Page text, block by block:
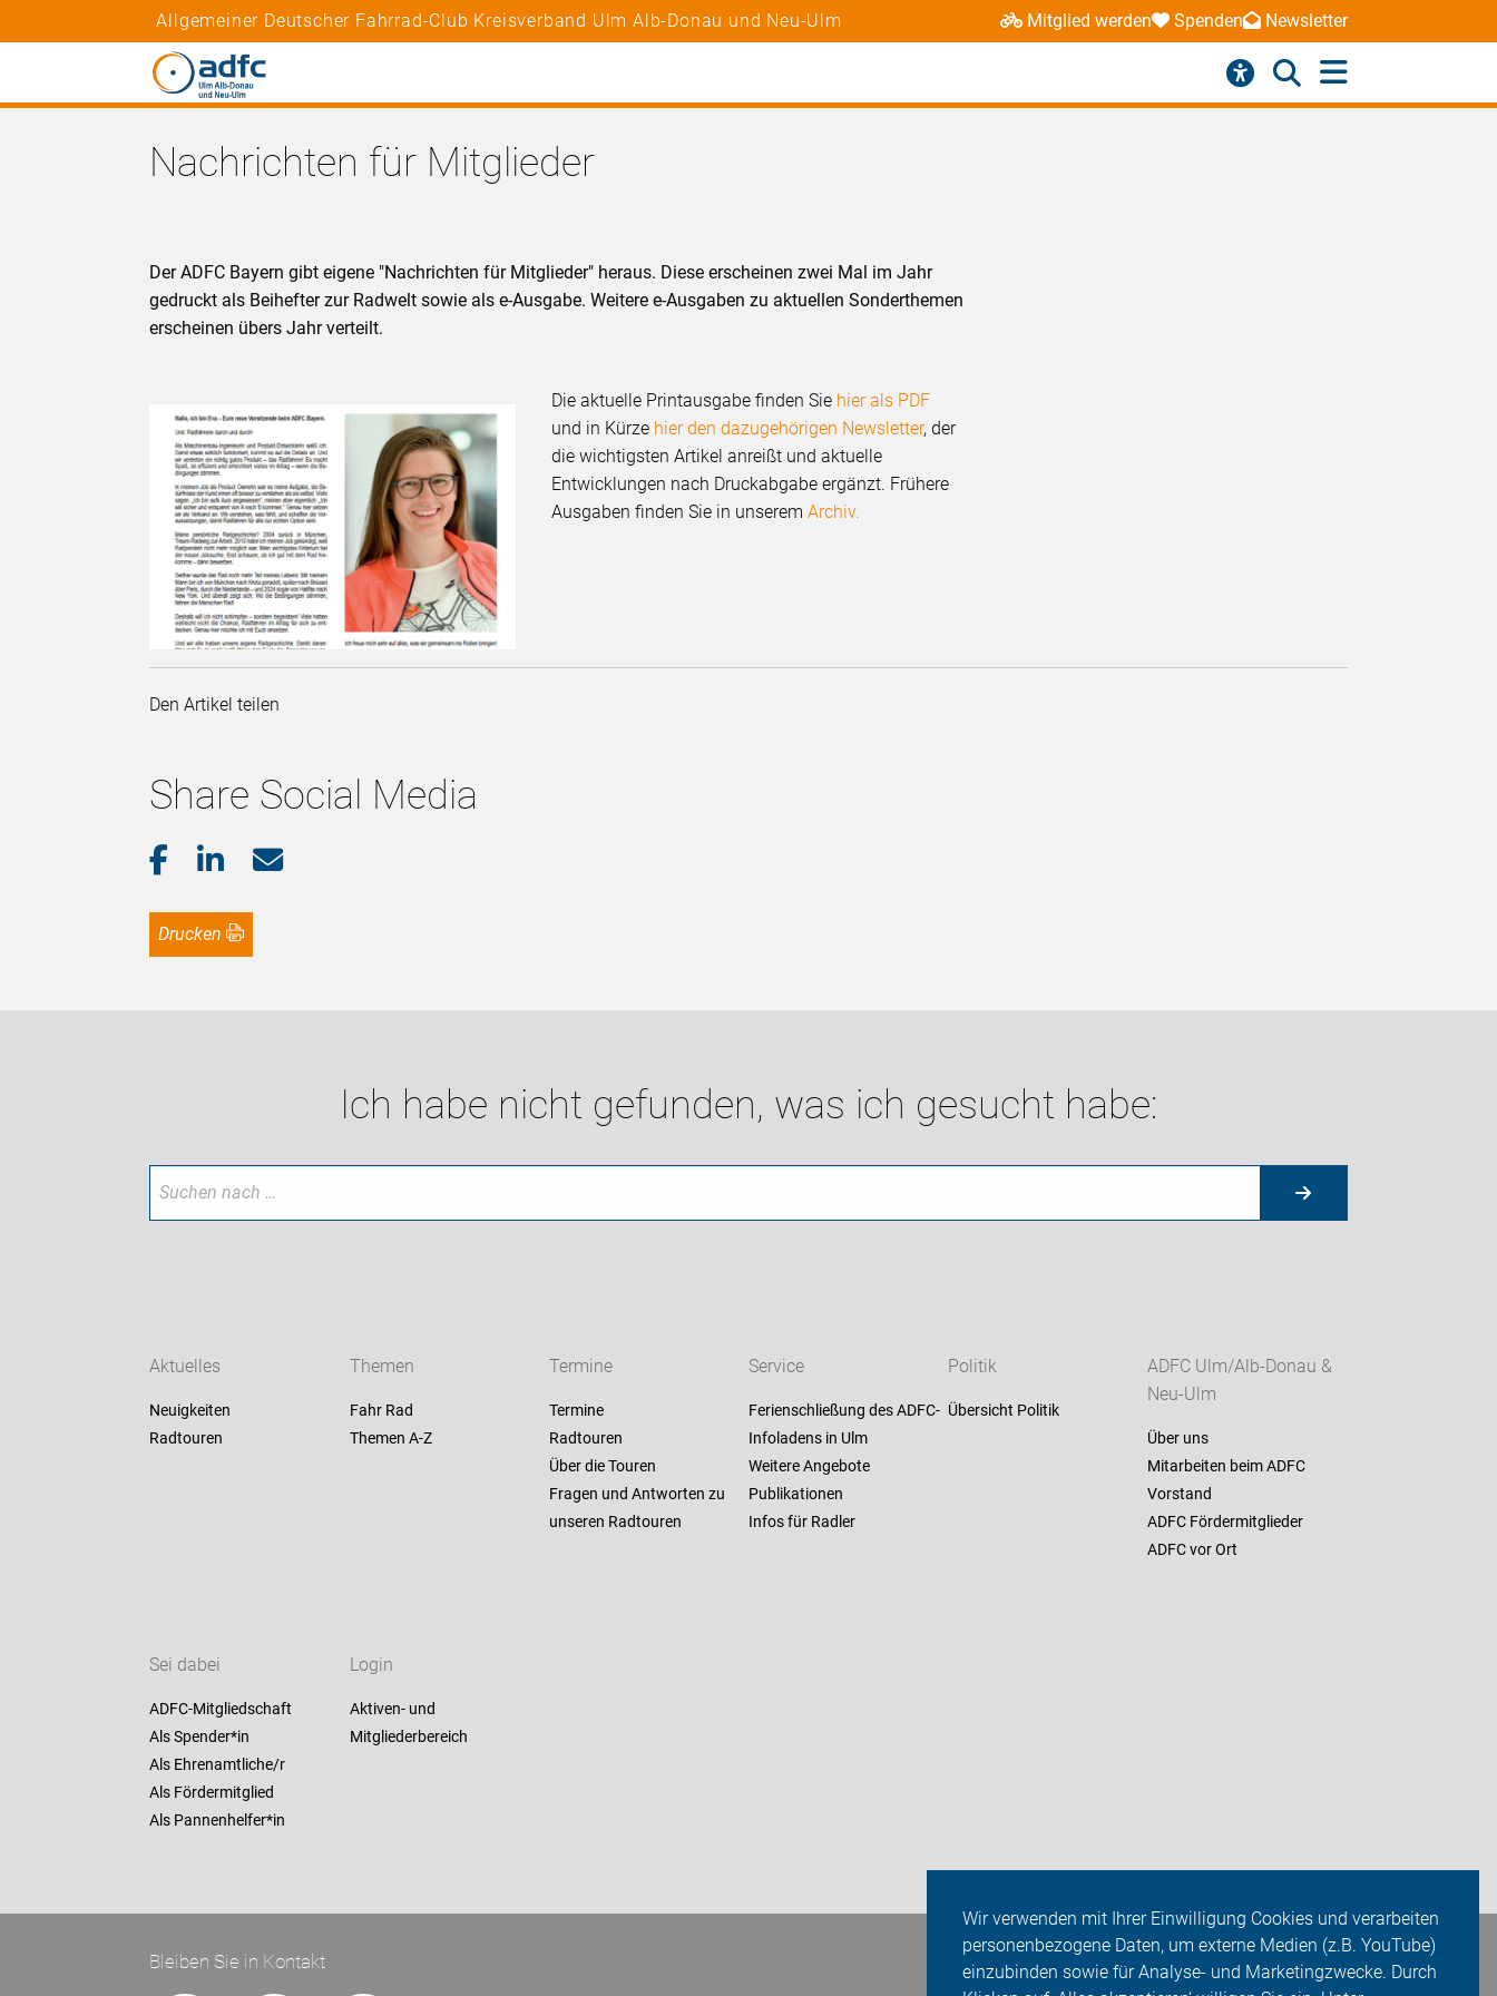
Wir verwenden mit Ihrer Einwilligung Cookies und verarbeiten
personenbezogene Daten, um externe Medien (z.B. YouTube)
einzubinden sowie für Analyse- und Marketingzwecke. Durch
Allgemeiner Deutscher Fahrrad-Club Kreisverband Ulm Alb-Donau und Neu-Ulm Mitglied werden Spenden Newsletter
Nachrichten für Mitglieder
Der ADFC Bayern gibt eigene "Nachrichten für Mitglieder" heraus. Diese erscheinen zwei Mal im Jahr
gedruckt als Beihefter zur Radwelt sowie als e-Ausgabe. Weitere e-Ausgaben zu aktuellen Sonderthemen
erscheinen übers Jahr verteilt.
Die aktuelle Printausgabe finden Sie hier als PDF
und in Kürze hier den dazugehörigen Newsletter, der
die wichtigsten Artikel anreißt und aktuelle
Entwicklungen nach Druckabgabe ergänzt. Frühere
Ausgaben finden Sie in unseremArchiv.
Den Artikel teilen
Share Social Media
Drucken
Ich habe nicht gefunden, was ich gesucht habe:
Aktuelles
Neuigkeiten
Radtouren
Themen
Fahr Rad
Themen A-Z
Termine
Termine
Radtouren
Über die Touren
Fragen und Antworten zu
unseren Radtouren
Service
Ferienschließung des ADFC-
Infoladens in Ulm
Weitere Angebote
Publikationen
Infos für Radler
Politik
Übersicht Politik
ADFC Ulm/Alb-Donau &
Neu-Ulm
Über uns
Mitarbeiten beim ADFC
Vorstand
ADFC Fördermitglieder
ADFC vor Ort
Sei dabei
ADFC-Mitgliedschaft
Als Spender*in
Als Ehrenamtliche/r
Als Fördermitglied
Als Pannenhelfer*in
Login
Aktiven- und
Mitgliederbereich
Bleiben Sie in Kontakt